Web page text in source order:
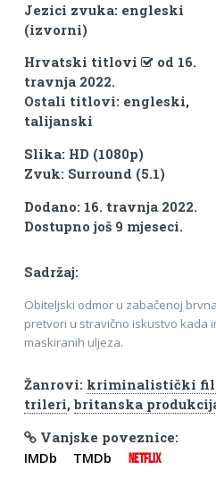
Jezici zvuka: engleski
(izvorni)
Hrvatski titlovi
od 16.
travnja 2022.
Ostali titlovi: engleski,
talijanski
Slika: HD (1080p)
Zvuk: Surround (5.1)
Dodano: 16. travnja 2022.
Dostupno još 9 mjeseci.
Sadržaj:
Obiteljski odmor u zabačenoj
pretvori u stravično iskustvo kada
maskiranih uljeza.
Žanrovi: kriminalistički
trileri, britanska
Vanjske poveznice:
IMDb TMDb NETFLIX